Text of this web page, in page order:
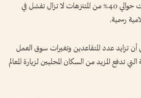
وحتى أواخر عام 2024، كانت حوالي 40% من المتنزهات لا تزال تفشل في
رسمية.
أن تزايد عدد المتقاعدين وتغيرات سوق العمل
تدفع المزيد من السكان المحليين لزيارة المعالم